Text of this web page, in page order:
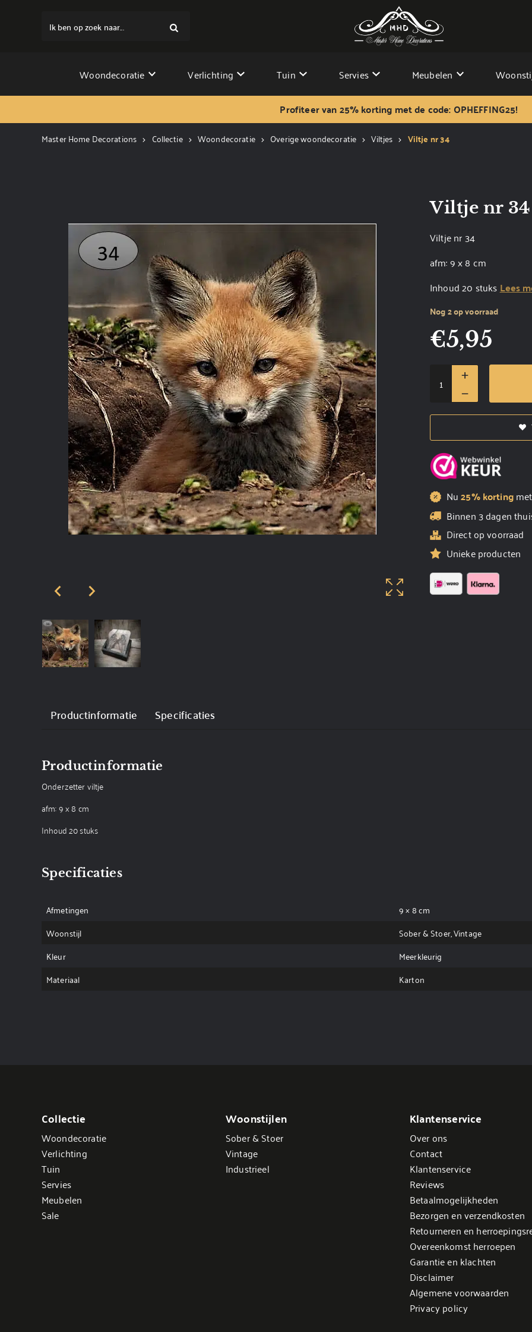
Ik ben op zoek naar...
Woondecoratie Verlichting Tuin Servies Meubelen
Profiteer van 25% korting met de code: OPHEFFING25!
Master Home Decorations Collectie Woondecoratie Overige woondecoratie Viltjes Viltje nr 34
Viltje nr 34
Viltje nr 34
afm: 9 x 8 cm
Inhoud 20 stuks Lees
Nog 2 op voorraad
€5,95
Nu25% korting
Binnen 3 dagen
Direct op voorraad
Unieke producten
Productinformatie Specificaties
Productinformatie
Onderzetter viltje
afm: 9 x 8 cm
Inhoud 20 stuks
Specificaties
Afmetingen
9 × 8 cm
Woonstijl
Sober & Stoer, Vintage
Kleur
Meerkleurig
Materiaal
Karton
Collectie
Woondecoratie
Verlichting
Tuin
Servies
Meubelen
Sale
Woonstijlen
Sober & Stoer
Vintage
Industrieel
Klantenservice
Over ons
Contact
Klantenservice
Reviews
Betaalmogelijkheden
Bezorgen en verzendkosten
Retourneren en
Overeenkomst herroepen
Garantie en klachten
Disclaimer
Algemene voorwaarden
Privacy policy